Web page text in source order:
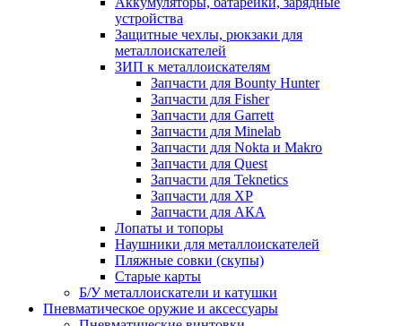
устройства
Защитные чехлы, рюкзаки для
металлоискателей
ЗИП к металлоискателям
Запчасти для Bounty Hunter
Запчасти для Fisher
Запчасти для Garrett
Запчасти для Minelab
Запчасти для Nokta и Makro
Запчасти для Quest
Запчасти для Teknetics
Запчасти для XP
Запчасти для АКА
Лопаты и топоры
Наушники для металлоискателей
Пляжные совки (скупы)
Старые карты
Б/У металлоискатели и катушки
Пневматическое оружие и аксессуары